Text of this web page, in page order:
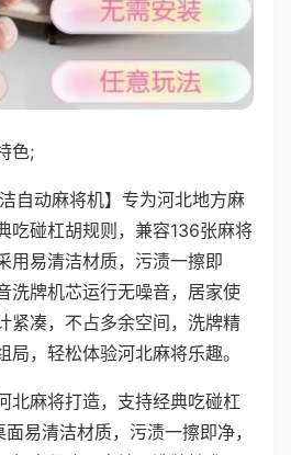
色;
洁自动麻将机】专为河北地方麻
吃碰杠胡规则，兼容136张麻将
用易清洁材质，污渍一擦即
洗牌机芯运行无噪音，居家使
紧凑，不占多余空间，洗牌精
局，轻松体验河北麻将乐趣。
北麻将打造，支持经典吃碰杠
易清洁材质，污渍一擦即净，